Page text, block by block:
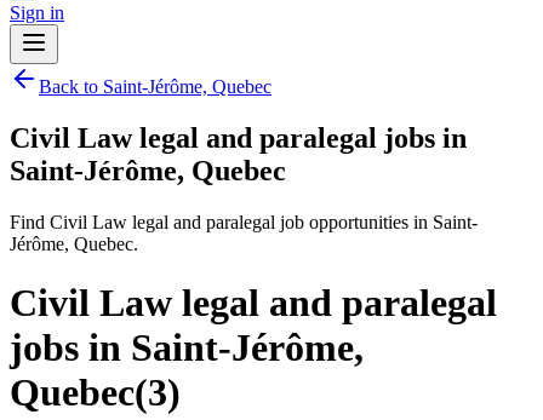
Sign in
Back to Saint-Jérôme, Quebec
Civil Law legal and paralegal jobs in
Saint-Jérôme, Quebec
Find Civil Law legal and paralegal job opportunities in Saint-
Jérôme, Quebec.
Civil Law legal and paralegal
jobs in Saint-Jérôme,
Quebec(3)